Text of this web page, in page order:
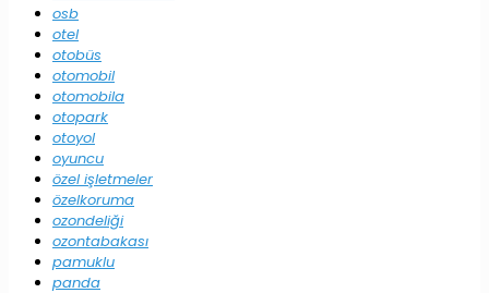
osb
otel
otobüs
otomobil
otomobila
otopark
otoyol
oyuncu
özel işletmeler
özelkoruma
ozondeliği
ozontabakası
pamuklu
panda